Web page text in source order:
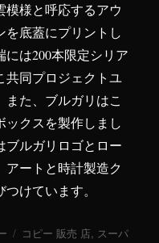
模様と呼応するアウ
を底蓋にプリントし
は200本限定シリア
共同プロジェクトユ
た、ブルガリはこ
ックスを製作しまし
ブルガリロゴとロー
アートと時計製造ク
けています。
タ
コピー 販売 店, スーパ